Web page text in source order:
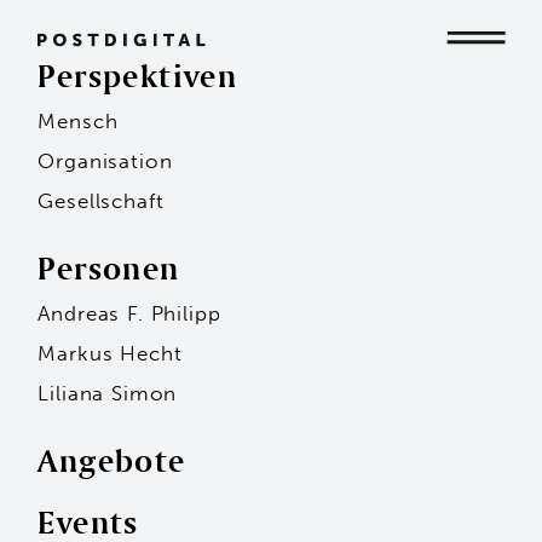
Mensch
Organisation
Gesellschaft
Perspektiven
Mensch
Organisation
Gesellschaft
Personen
Andreas F. Philipp
Markus Hecht
Liliana Simon
Angebote
Events